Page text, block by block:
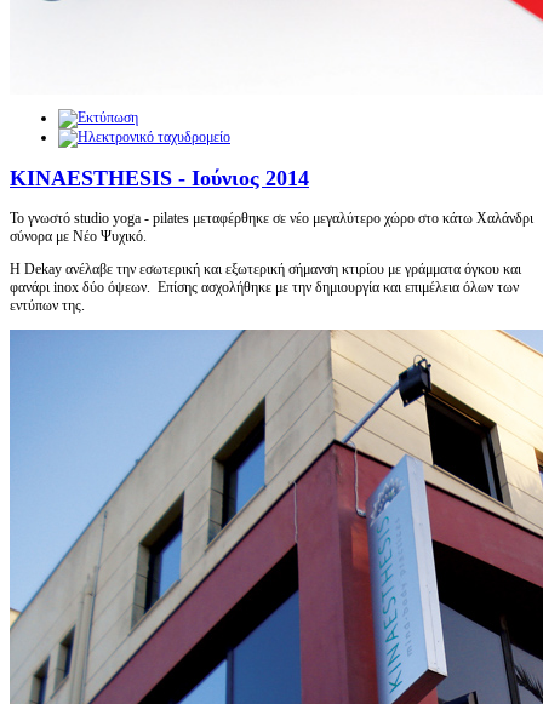
KINAESTHESIS - Ιούνιος 2014
Το γνωστό studio yoga - pilates μεταφέρθηκε σε νέο μεγαλύτερο χώρο στο κάτω Χαλάνδρι
σύνορα με Νέο Ψυχικό.
Η Dekay ανέλαβε την εσωτερική και εξωτερική σήμανση κτιρίου με γράμματα όγκου και
φανάρι inox δύο όψεων. Επίσης ασχολήθηκε με την δημιουργία και επιμέλεια όλων των
εντύπων της.